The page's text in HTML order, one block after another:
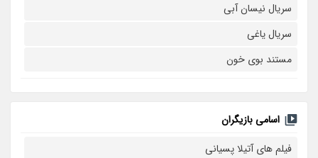
سریال نیسان آبی
سریال یاغی
مستند بوی خون
اسامی بازیگران
فیلم های آتیلا پسیانی